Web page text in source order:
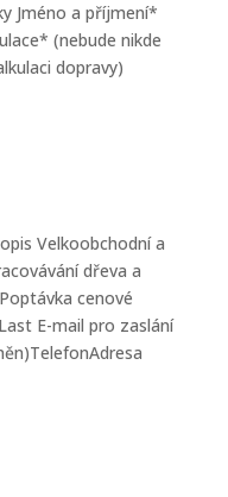
Jméno a příjmení*
(nebude nikde
dopravy)
Velkoobchodní a
dřeva a
cenové
E-mail pro zaslání